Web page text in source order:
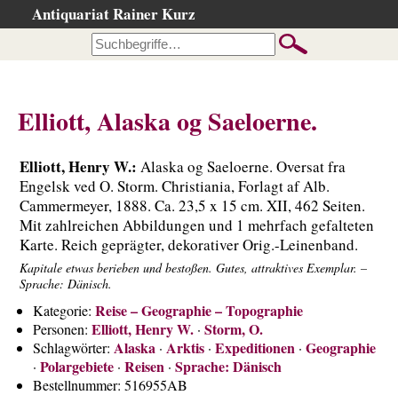
Antiquariat Rainer Kurz
…nach Beschreibung
…nach Schlagwort
…nach Person
Neuzugänge
…der letzten Wochen
…der letzten Tage
Gesamtbestand
Ankauf
Warenkorb
Elliott, Alaska og Saeloerne.
Elliott, Henry W.: Alaska og Saeloerne. Oversat fra
Engelsk ved O. Storm. Christiania, Forlagt af Alb.
Cammermeyer, 1888. Ca. 23,5 x 15 cm. XII, 462 Seiten.
Mit zahlreichen Abbildungen und 1 mehrfach gefalteten
Karte. Reich geprägter, dekorativer Orig.-Leinenband.
Kapitale etwas berieben und bestoßen. Gutes, attraktives Exemplar. –
Sprache: Dänisch.
Kategorie: Reise – Geographie – Topographie
Personen: Elliott, Henry W. · Storm, O.
Schlagwörter: Alaska · Arktis · Expeditionen · Geographie
· Polargebiete · Reisen · Sprache: Dänisch
Bestellnummer: 516955AB